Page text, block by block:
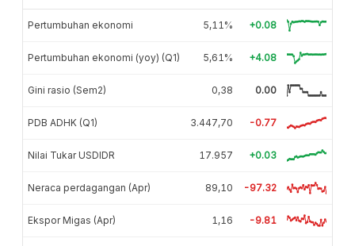
Pertumbuhan ekonomi 5,11% +0.08
Pertumbuhan ekonomi (yoy) (Q1) 5,61% +4.08
Gini rasio (Sem2) 0,38 0.00
PDB ADHK (Q1) 3.447,70 -0.77
Nilai Tukar USDIDR 17.957 +0.03
Neraca perdagangan (Apr) 89,10 -97.32
Ekspor Migas (Apr) 1,16 -9.81